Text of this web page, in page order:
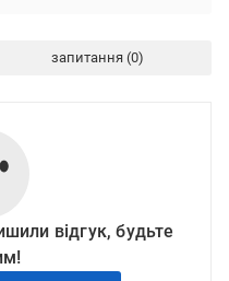
запитання
відгук, будьте